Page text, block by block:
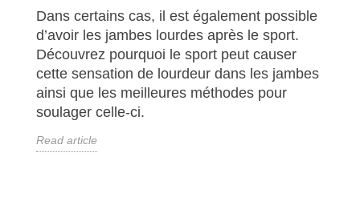
Dans certains cas, il est également possible
d’avoir les jambes lourdes après le sport.
Découvrez pourquoi le sport peut causer
cette sensation de lourdeur dans les jambes
ainsi que les meilleures méthodes pour
soulager celle-ci.
Read article